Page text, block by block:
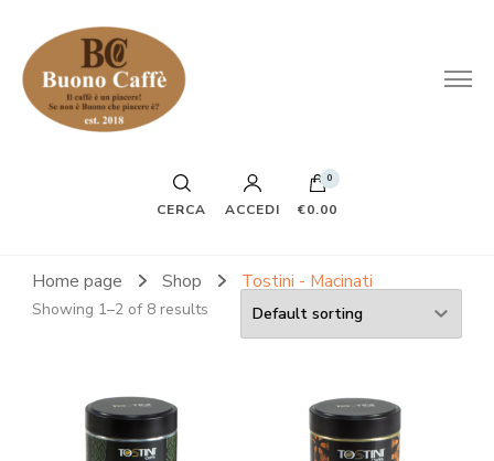
CERCA ACCEDI
0
€0.00
Home page Shop Tostini - Macinati
Showing 1–2 of 8 results